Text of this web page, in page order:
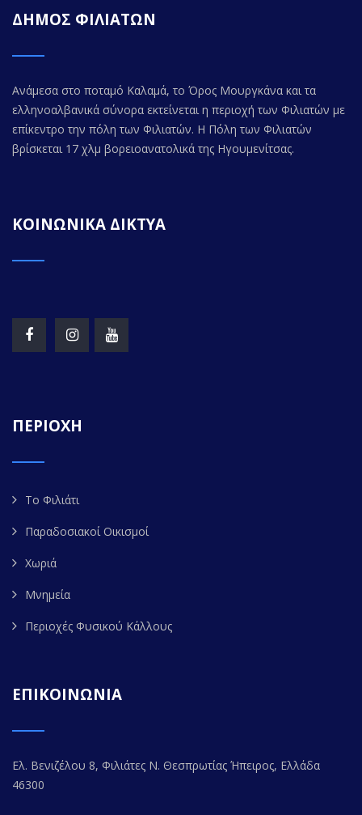
ΔΗΜΟΣ ΦΙΛΙΑΤΩΝ
Ανάμεσα στο ποταμό Καλαμά, το Όρος Μουργκάνα και τα
ελληνοαλβανικά σύνορα εκτείνεται η περιοχή των Φιλιατών με
επίκεντρο την πόλη των Φιλιατών. Η Πόλη των Φιλιατών
βρίσκεται 17 χλμ βορειοανατολικά της Ηγουμενίτσας.
ΚΟΙΝΩΝΙΚΑ ΔΙΚΤΥΑ
ΠΕΡΙΟΧΗ
Το Φιλιάτι
Παραδοσιακοί Οικισμοί
Χωριά
Μνημεία
Περιοχές Φυσικού Κάλλους
ΕΠΙΚΟΙΝΩΝΙΑ
Ελ. Βενιζέλου 8, Φιλιάτες Ν. Θεσπρωτίας Ήπειρος, Ελλάδα
46300